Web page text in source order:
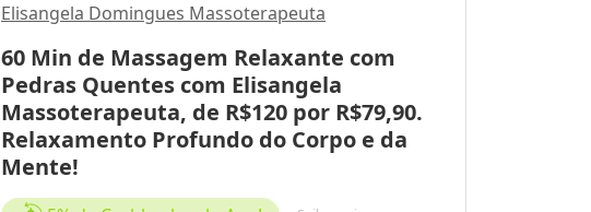
Elisangela Domingues Massoterapeuta
60 Min de Massagem Relaxante com
Pedras Quentes com Elisangela
Massoterapeuta, de R$120 por R$79,90.
Relaxamento Profundo do Corpo e da
Mente!